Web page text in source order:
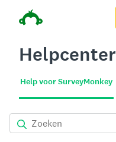
Helpcenter
Help voor SurveyMonkey